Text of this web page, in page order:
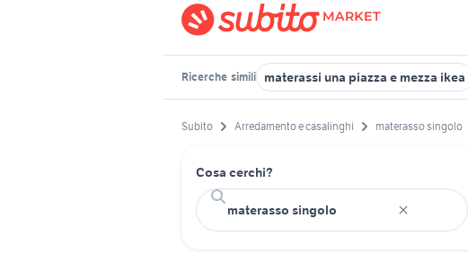
Ricerche simili materassi una piazza e mezza ikea
Subito Arredamento e casalinghi materasso singolo
Cosa cerchi?